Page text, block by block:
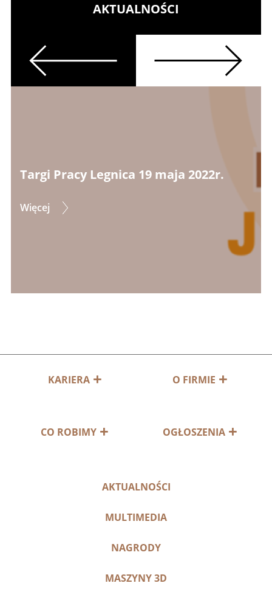
Targi Pracy Legnica 19 maja 2022r.
Więcej
AKTUALNOŚCI
Previous Next
KARIERA O FIRMIE
CO ROBIMY OGŁOSZENIA
AKTUALNOŚCI
MULTIMEDIA
NAGRODY
MASZYNY 3D